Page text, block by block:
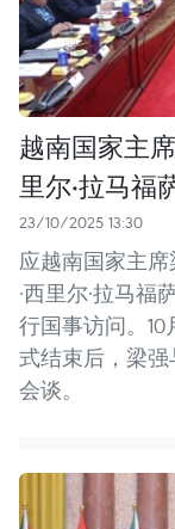
越南国家主
里尔·拉马福
23/10/2025 13:30
应越南国家主
·西里尔·拉马福
行国事访问。
式结束后，梁强
会谈。